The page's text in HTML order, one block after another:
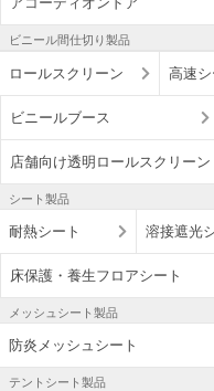
ビニール間仕切り製品
ロールスクリーン 高速
ビニールブース
店舗向け透明ロールスクリーン
シート製品
耐熱シート 溶接遮光
床保護・養生フロアシート
メッシュシート製品
防炎メッシュシート
テントシート製品